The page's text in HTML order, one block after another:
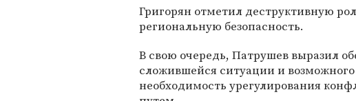
Григорян отметил деструктивную
региональную безопасность.
В свою очередь, Патрушев выразил
сложившейся ситуации и
необходимость урегулирования